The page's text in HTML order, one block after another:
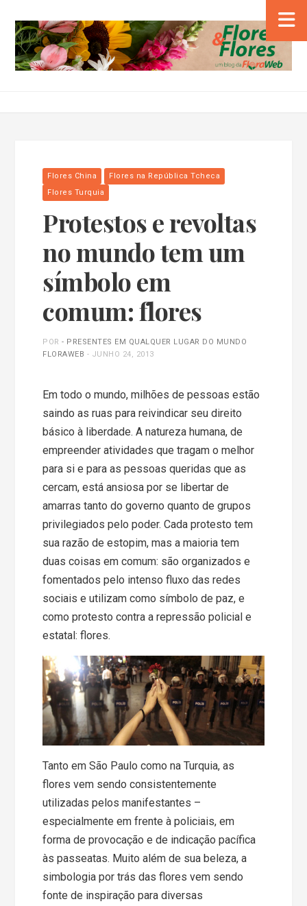
Flores China
Flores na República Tcheca
Flores Turquia
Protestos e revoltas
no mundo tem um
símbolo em
comum: flores
POR- PRESENTES EM QUALQUER LUGAR DO MUNDO
FLORAWEB - JUNHO 24, 2013
Em todo o mundo, milhões de pessoas estão
saindo as ruas para reivindicar seu direito
básico à liberdade. A natureza humana, de
empreender atividades que tragam o melhor
para si e para as pessoas queridas que as
cercam, está ansiosa por se libertar de
amarras tanto do governo quanto de grupos
privilegiados pelo poder. Cada protesto tem
sua razão de estopim, mas a maioria tem
duas coisas em comum: são organizados e
fomentados pelo intenso fluxo das redes
sociais e utilizam como símbolo de paz, e
como protesto contra a repressão policial e
estatal: flores.
Tanto em São Paulo como na Turquia, as
flores vem sendo consistentemente
utilizadas pelos manifestantes –
especialmente em frente à policiais, em
forma de provocação e de indicação pacífica
às passeatas. Muito além de sua beleza, a
simbologia por trás das flores vem sendo
fonte de inspiração para diversas